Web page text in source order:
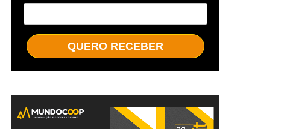
QUERO RECEBER